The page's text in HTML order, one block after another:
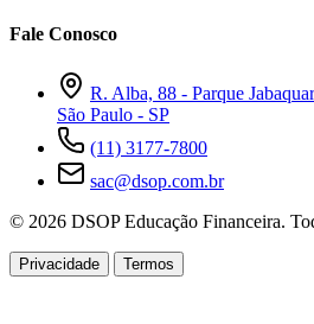
Fale Conosco
R. Alba, 88 - Parque
São Paulo - SP
(11) 3177-7800
sac@dsop.com.br
© 2026 DSOP Educação Financeira.
Privacidade Termos